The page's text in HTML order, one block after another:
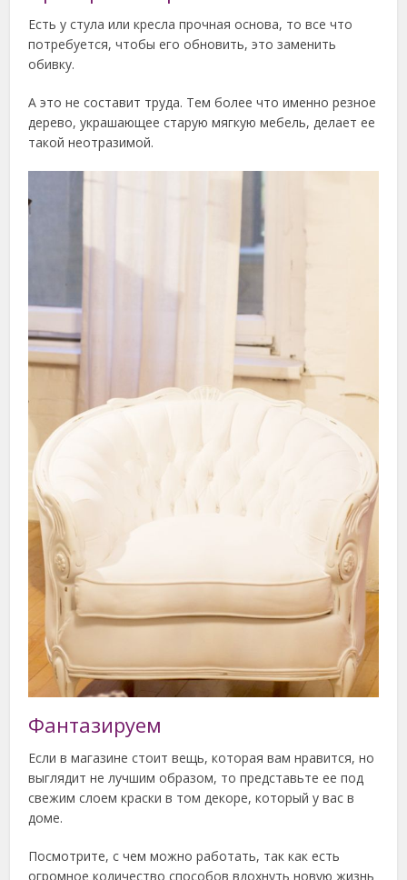
Есть у стула или кресла прочная основа, то все что
потребуется, чтобы его обновить, это заменить
обивку.
А это не составит труда. Тем более что именно резное
дерево, украшающее старую мягкую мебель, делает ее
такой неотразимой.
Фантазируем
Если в магазине стоит вещь, которая вам нравится, но
выглядит не лучшим образом, то представьте ее под
свежим слоем краски в том декоре, который у вас в
доме.
Посмотрите, с чем можно работать, так как есть
огромное количество способов вдохнуть новую жизнь